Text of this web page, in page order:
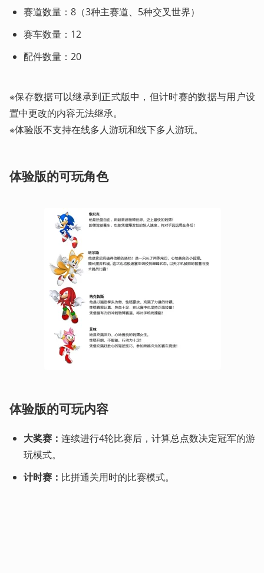
赛道数量：8（3种主赛道、5种交叉世界）
赛车数量：12
配件数量：20
※保存数据可以继承到正式版中，但计时赛的数据与用户设
置中更改的内容无法继承。
※体验版不支持在线多人游玩和线下多人游玩。
体验版的可玩角色
体验版的可玩内容
大奖赛： 连续进行4轮比赛后，计算总点数决定冠军的游
玩模式。
计时赛： 比拼通关用时的比赛模式。